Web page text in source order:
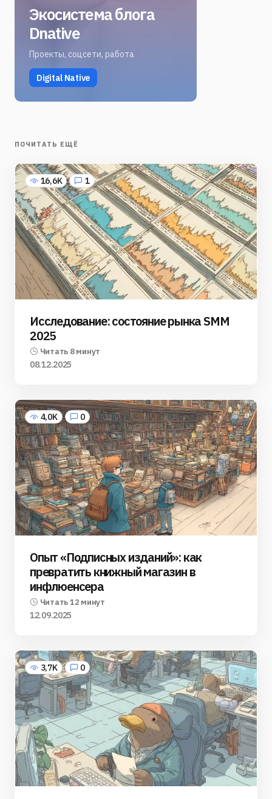
Экосистема блога
Dnative
Проекты, соцсети, работа
Digital Native
ПОЧИТАТЬ ЕЩЁ
16,6K 1
Исследование: состояние рынка SMM
2025
Читать 8 минут
08.12.2025
4,0K 0
Опыт «Подписных изданий»: как
превратить книжный магазин в
инфлюенсера
Читать 12 минут
12.09.2025
3,7K 0